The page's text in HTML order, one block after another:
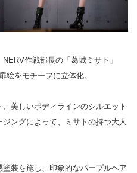
作戦部長の「葛城ミサト」
絵をモチーフに立体化。
美しいボディラインのシルエット
ングによって、ミサトの持つ大人
装を施し、印象的なパープルヘア